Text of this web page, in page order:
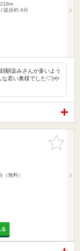
徒歩約 4分
馴染みさんが多いよう
な若い奥様でした♡)や
お気に入
りに追加
無料）